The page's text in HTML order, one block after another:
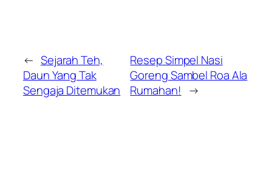
← Sejarah Teh,
Daun Yang Tak
Sengaja Ditemukan
Resep Simpel Nasi
Goreng Sambel Roa Ala
Rumahan! →